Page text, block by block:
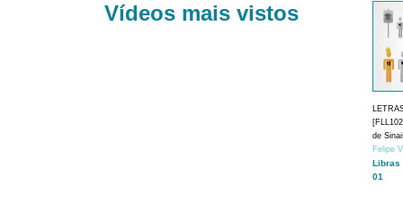
Vídeos mais vistos
de
Felipe
Libras
01